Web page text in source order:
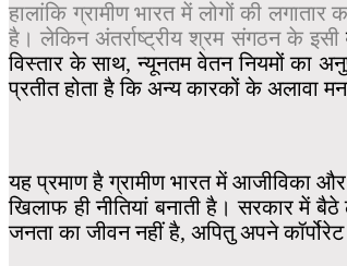
हालांकि ग्रामीण भारत में लोगों की
है। लेकिन अंतर्राष्ट्रीय श्रम संगठन के इसी
विस्तार के साथ, न्यूनतम वेतन नियमों का
प्रतीत होता है कि अन्य कारकों के अलावा
यह प्रमाण है ग्रामीण भारत में आजीविका
खिलाफ ही नीतियां बनाती है। सरकार में
जनता का जीवन नहीं है, अपितु अपने